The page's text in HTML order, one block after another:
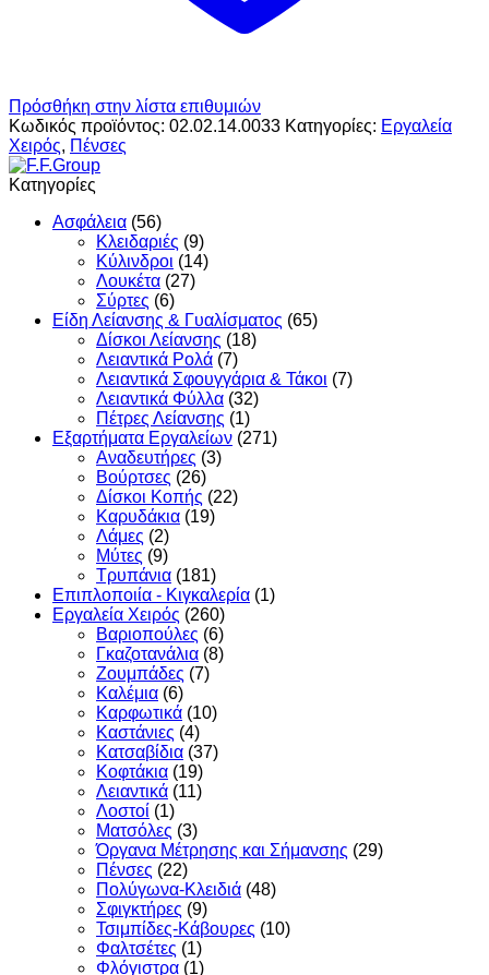
Πρόσθήκη στην λίστα επιθυμιών
Κωδικός προϊόντος: 02.02.14.0033 Κατηγορίες: Εργαλεία
Χειρός, Πένσες
Κατηγορίες
Ασφάλεια (56)
Κλειδαριές (9)
Κύλινδροι (14)
Λουκέτα (27)
Σύρτες (6)
Είδη Λείανσης & Γυαλίσματος (65)
Δίσκοι Λείανσης (18)
Λειαντικά Ρολά (7)
Λειαντικά Σφουγγάρια & Τάκοι (7)
Λειαντικά Φύλλα (32)
Πέτρες Λείανσης (1)
Εξαρτήματα Εργαλείων (271)
Αναδευτήρες (3)
Βούρτσες (26)
Δίσκοι Κοπής (22)
Καρυδάκια (19)
Λάμες (2)
Μύτες (9)
Τρυπάνια (181)
Επιπλοποιία - Κιγκαλερία (1)
Εργαλεία Χειρός (260)
Βαριοπούλες (6)
Γκαζοτανάλια (8)
Ζουμπάδες (7)
Καλέμια (6)
Καρφωτικά (10)
Καστάνιες (4)
Κατσαβίδια (37)
Κοφτάκια (19)
Λειαντικά (11)
Λοστοί (1)
Ματσόλες (3)
Όργανα Μέτρησης και Σήμανσης (29)
Πένσες (22)
Πολύγωνα-Κλειδιά (48)
Σφιγκτήρες (9)
Τσιμπίδες-Κάβουρες (10)
Φαλτσέτες (1)
Φλόγιστρα (1)